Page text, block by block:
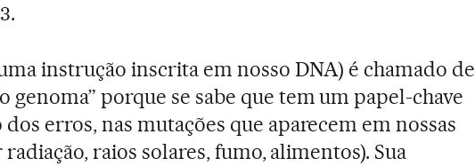
instrução inscrita em nosso DNA) é chamado de
genoma” porque se sabe que tem um papel-chave
erros, nas mutações que aparecem em nossas
raios solares, fumo, alimentos). Sua